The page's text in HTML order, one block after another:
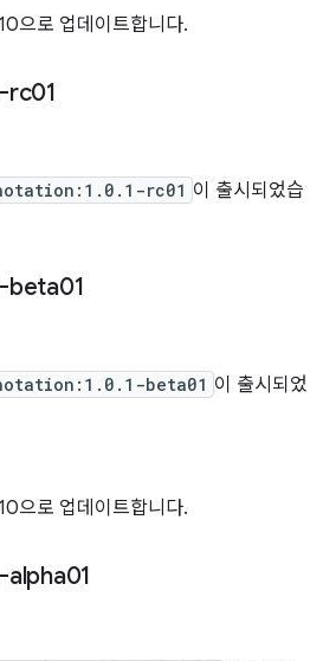
으로 업데이트합니다.
rc01
rc01 이 출시되었습
beta01
beta01 이 출시되었
으로 업데이트합니다.
alpha01